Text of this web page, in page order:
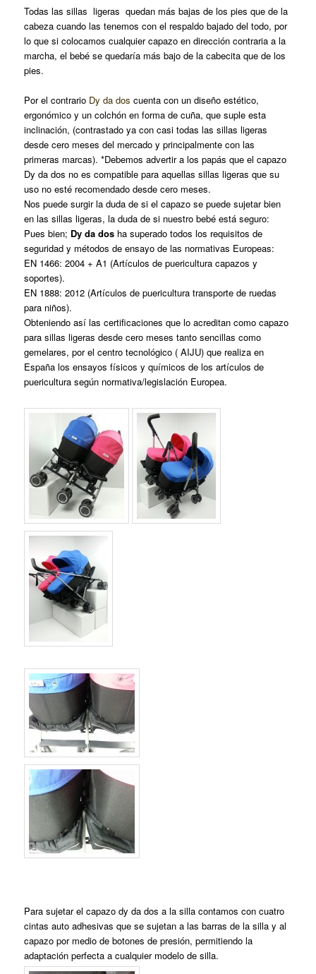
Todas las sillas ligeras quedan más bajas de los pies que de la
cabeza cuando las tenemos con el respaldo bajado del todo, por
lo que si colocamos cualquier capazo en dirección contraria a la
marcha, el bebé se quedaría más bajo de la cabecita que de los
pies.
Por el contrario Dy da dos cuenta con un diseño estético,
ergonómico y un colchón en forma de cuña, que suple esta
inclinación, (contrastado ya con casi todas las sillas ligeras
desde cero meses del mercado y principalmente con las
primeras marcas). *Debemos advertir a los papás que el capazo
Dy da dos no es compatible para aquellas sillas ligeras que su
uso no esté recomendado desde cero meses.
Nos puede surgir la duda de si el capazo se puede sujetar bien
en las sillas ligeras, la duda de si nuestro bebé está seguro:
Pues bien; Dy da dos ha superado todos los requisitos de
seguridad y métodos de ensayo de las normativas Europeas:
EN 1466: 2004 + A1 (Artículos de puericultura capazos y
soportes).
EN 1888: 2012 (Artículos de puericultura transporte de ruedas
para niños).
Obteniendo así las certificaciones que lo acreditan como capazo
para sillas ligeras desde cero meses tanto sencillas como
gemelares, por el centro tecnológico ( AIJU) que realiza en
España los ensayos físicos y químicos de los artículos de
puericultura según normativa/legislación Europea.
Para sujetar el capazo dy da dos a la silla contamos con cuatro
cintas auto adhesivas que se sujetan a las barras de la silla y al
capazo por medio de botones de presión, permitiendo la
adaptación perfecta a cualquier modelo de silla.